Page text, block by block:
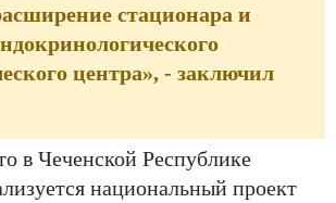
стационара и
центра», - заключил
в Чеченской Республике
национальный проект